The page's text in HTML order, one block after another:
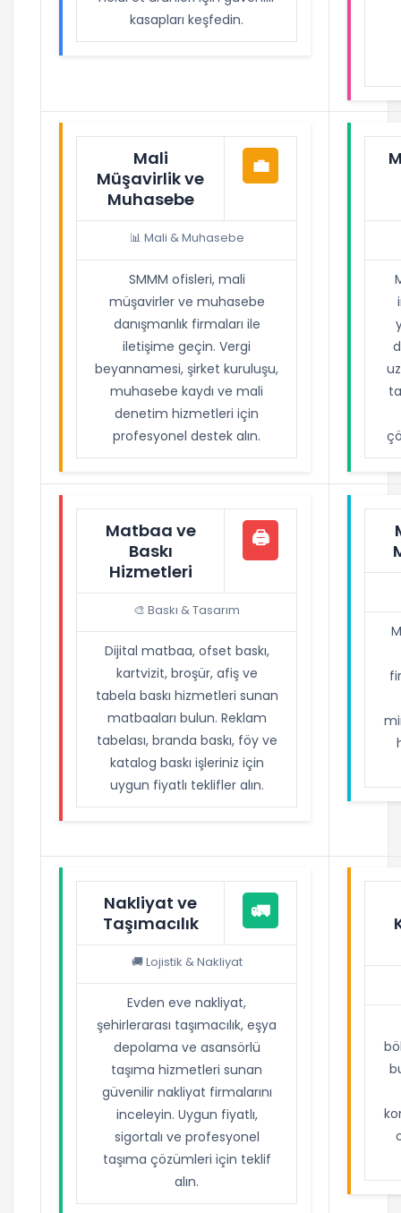
kasapları keşfedin.
Mali
Müşavirlik ve
Muhasebe
💼
📊 Mali & Muhasebe
SMMM ofisleri, mali
müşavirler ve muhasebe
danışmanlık firmaları ile
iletişime geçin. Vergi
beyannamesi, şirket kuruluşu,
muhasebe kaydı ve mali
denetim hizmetleri için
profesyonel destek alın.
Matbaa ve
Baskı
Hizmetleri
🖨️
🎨 Baskı & Tasarım
Dijital matbaa, ofset baskı,
kartvizit, broşür, afiş ve
tabela baskı hizmetleri sunan
matbaaları bulun. Reklam
tabelası, branda baskı, föy ve
katalog baskı işleriniz için
uygun fiyatlı teklifler alın.
Nakliyat ve
Taşımacılık
🚛
🚚 Lojistik & Nakliyat
Evden eve nakliyat,
şehirlerarası taşımacılık, eşya
depolama ve asansörlü
taşıma hizmetleri sunan
güvenilir nakliyat firmalarını
inceleyin. Uygun fiyatlı,
sigortalı ve profesyonel
taşıma çözümleri için teklif
alın.